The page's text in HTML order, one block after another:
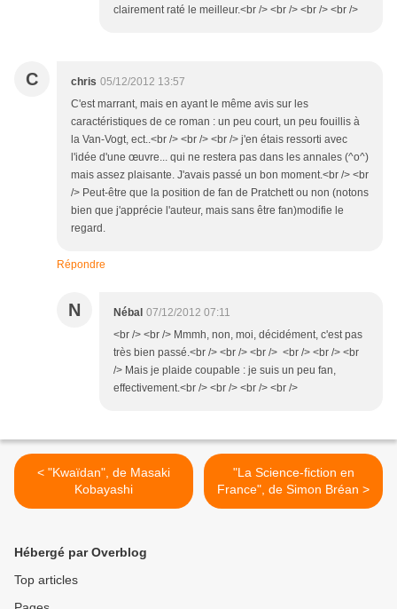
clairement raté le meilleur.<br /> <br /> <br /> <br />
C chris 05/12/2012 13:57
C'est marrant, mais en ayant le même avis sur les
caractéristiques de ce roman : un peu court, un peu fouillis à
la Van-Vogt, ect..<br /> <br /> <br /> j'en étais ressorti avec
l'idée d'une œuvre... qui ne restera pas dans les annales (^o^)
mais assez plaisante. J'avais passé un bon moment.<br /> <br
/> Peut-être que la position de fan de Pratchett ou non (notons
bien que j'apprécie l'auteur, mais sans être fan)modifie le
regard.
Répondre
N Nébal 07/12/2012 07:11
<br /> <br /> Mmmh, non, moi, décidément, c'est pas
très bien passé.<br /> <br /> <br /> <br /> <br /> <br
/> Mais je plaide coupable : je suis un peu fan,
effectivement.<br /> <br /> <br /> <br />
< "Kwaïdan", de Masaki
Kobayashi
"La Science-fiction en
France", de Simon Bréan >
Hébergé par Overblog
Top articles